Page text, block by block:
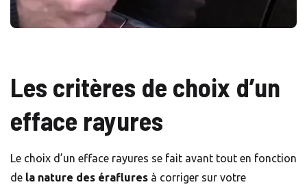
Les critères de choix d’un
efface rayures
Le choix d’un efface rayures se fait avant tout en fonction
de la nature des éraflures à corriger sur votre